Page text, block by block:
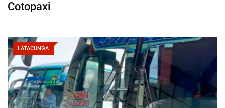
Cotopaxi
LATACUNGA